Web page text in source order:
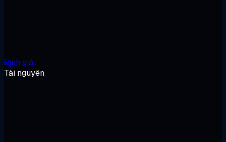
Định giá
Tài nguyên